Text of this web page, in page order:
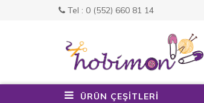
Tel : 0 (552) 660 81 14
ÜRÜN ÇEŞİTLERİ